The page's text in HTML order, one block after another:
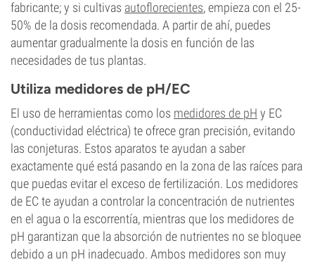
fabricante; y si cultivas autoflorecientes, empieza con el 25-
50% de la dosis recomendada. A partir de ahí, puedes
aumentar gradualmente la dosis en función de las
necesidades de tus plantas.
Utiliza medidores de pH/EC
El uso de herramientas como los medidores de pH y EC
(conductividad eléctrica) te ofrece gran precisión, evitando
las conjeturas. Estos aparatos te ayudan a saber
exactamente qué está pasando en la zona de las raíces para
que puedas evitar el exceso de fertilización. Los medidores
de EC te ayudan a controlar la concentración de nutrientes
en el agua o la escorrentía, mientras que los medidores de
pH garantizan que la absorción de nutrientes no se bloquee
debido a un pH inadecuado. Ambos medidores son muy